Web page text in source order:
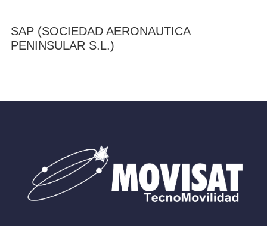
SAP (SOCIEDAD AERONAUTICA
PENINSULAR S.L.)